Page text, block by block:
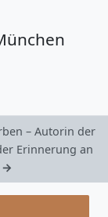
– Autorin der
Erinnerung an
→